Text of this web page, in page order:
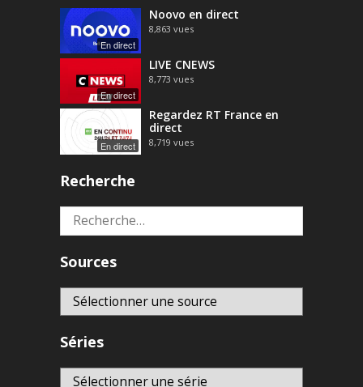
En direct
Noovo en direct
8,863 vues
En direct
LIVE CNEWS
8,773 vues
En direct
Regardez RT France en
direct
8,719 vues
Recherche
Rechercher :
Sources
Séries